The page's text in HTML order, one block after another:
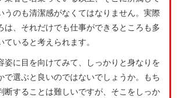
うのも清潔感がなくてはなりません。実際
は、それだけでも仕事ができるところも多
ていると考えられます。
姿に目を向けてみて、しっかりと身なりを
で選ぶと良いのではないでしょうか。もち
断することは難しいですが、そこをしっか